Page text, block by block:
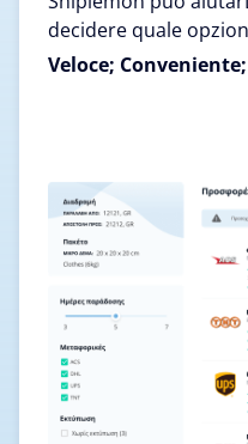
decidere quale
Veloce;